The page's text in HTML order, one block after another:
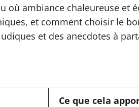
où ambiance chaleureuse et
et comment choisir le
et des anecdotes à
Ce que cela